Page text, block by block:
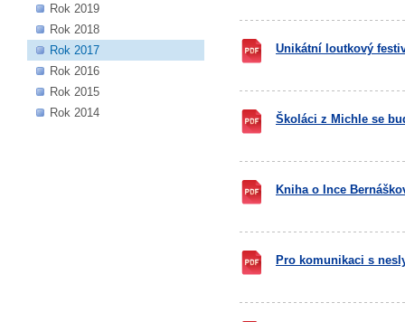
Rok 2019
Rok 2018
Rok 2017
Rok 2016
Rok 2015
Rok 2014
Unikátní loutkový
Školáci z Michle se
Kniha o Ince
Pro komunikaci s